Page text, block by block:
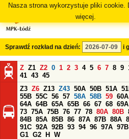
Nasza strona wykorzystuje pliki cookie.
więcej.
Sprawdź rozkład na dzień: i
Z Z1 Z2 0 1 2 3 4 5 6 7 8 9
41 43 45
Z3 Z6 Z13 Z43 50A 50B 51A
55B 55C 56 57 58A 58B 59 60A
64A 64B 65A 65B 66 67 68 69A
73 75A 75B 76 77 78 80A 80B
84B 85A 85B 86 87A 87B 88A
91C 92A 92B 93 94 96 97A 97B
G1 G2 H
W